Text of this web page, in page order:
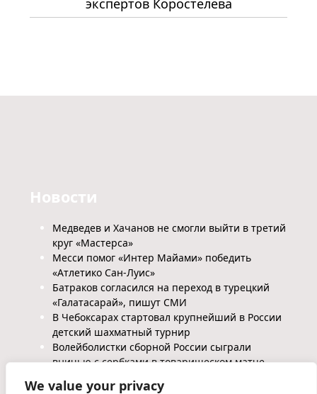
We value your privacy
экспертов Коростелева
Новости
Медведев и Хачанов не смогли выйти в третий
круг «Мастерса»
Месси помог «Интер Майами» победить
«Атлетико Сан-Луис»
Батраков согласился на переход в турецкий
«Галатасарай», пишут СМИ
В Чебоксарах стартовал крупнейший в России
детский шахматный турнир
Волейболистки сборной России сыграли
вничью с сербками в товарищеском матче